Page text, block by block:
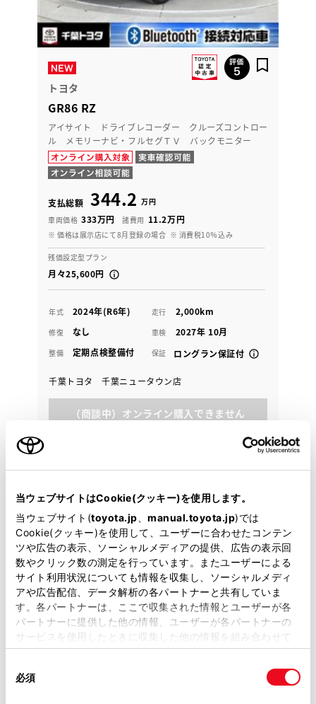
当ウェブサイトはCookie(クッキー)を使用します。
当ウェブサイト(toyota.jp manual.toyota.jp)では
Cookie(クッキー)を使用して、ユーザーに合わせたコンテン
ツや広告の表示、ソーシャルメディアの提供、広告の表示回
数やクリック数の測定を行っています。またユーザーによる
サイト利用状況についても情報を収集し、ソーシャルメディ
アや広告配信、データ解析の各パートナーと共有していま
す。各パートナーは、ここで収集された情報とユーザーが各
パートナーに提供した他の情報、ユーザーが各パートナーの
サービスを使用したときに収集した他の情報を組み合わせて
使用することがあります。当ウェブサイトの使用を続行する
必須
トヨタ
GR86 RZ
アイサイト ドライブレコーダー クルーズコントロー
ル メモリーナビ・フルセグＴＶ バックモニター
支払総額 344.2 万円
車両価格 333万円 諸費用 11.2万円
※ 価格は展示店にて8月登録の場合 ※ 消費税10％込み
残価設定型プラン
月々25,600円
年式 2024年(R6年) 走行 2,000km
修復 なし 車検 2027年 10月
整備 定期点検整備付 保証 ロングラン保証付
千葉トヨタ 千葉ニュータウン店
（商談中）オンライン購入できません
0476-40-6311